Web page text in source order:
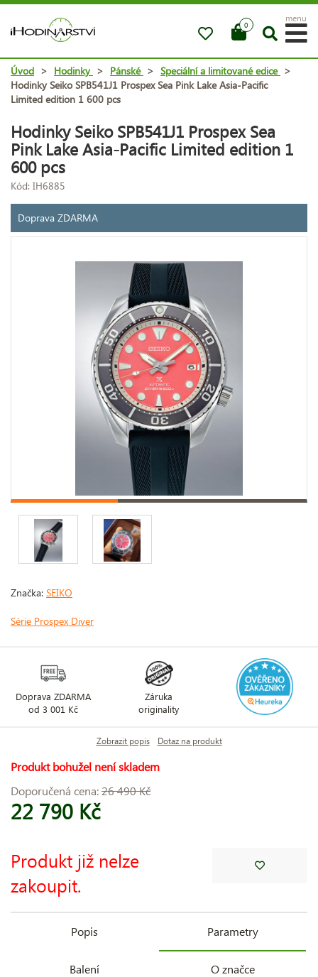
0
menu
Úvod > Hodinky > Pánské > Speciální a limitované edice >
Hodinky Seiko SPB541J1 Prospex Sea Pink Lake Asia-Pacific
Limited edition 1 600 pcs
Hodinky Seiko SPB541J1 Prospex Sea
Pink Lake Asia-Pacific Limited edition 1
600 pcs
Kód: IH6885
Doprava ZDARMA
Značka: SEIKO
Série Prospex Diver
Doprava ZDARMA
od 3 001 Kč
Záruka
originality
Zobrazit popis Dotaz na produkt
Produkt bohužel není skladem
Doporučená cena:26 490 Kč
22 790 Kč
Produkt již nelze
zakoupit.
Popis Parametry
Balení O značce